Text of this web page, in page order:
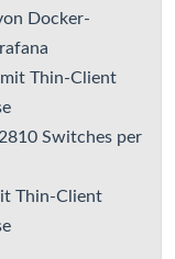
Docker-
Thin-Client
Switches per
Thin-Client